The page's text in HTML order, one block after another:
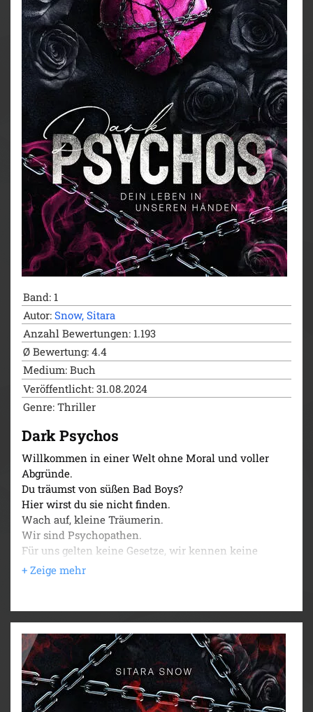
Band: 1
Autor: Snow, Sitara
Anzahl Bewertungen: 1.193
Ø Bewertung: 4.4
Medium: Buch
Veröffentlicht: 31.08.2024
Genre: Thriller
Dark Psychos
Willkommen in einer Welt ohne Moral und voller
Abgründe.
Du träumst von süßen Bad Boys?
Hier wirst du sie nicht finden.
Wach auf, kleine Träumerin.
Wir sind Psychopathen.
Für uns gelten keine Gesetze, wir kennen keine
Grenzen und vor uns gibt es kein Entkommen.
Wir nehmen uns, was wir wollen.
Du glaubst, du könntest uns herausfordern?
Sobald du in unserem Keller bist, wirst du ihn nie
wieder verlassen.
Denn wir hören erst mit dem Spielen auf, wenn wir
unsere Spielzeuge zerstört haben.